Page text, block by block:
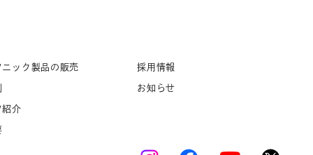
ニック製品の販売
紹介
採用情報
お知らせ